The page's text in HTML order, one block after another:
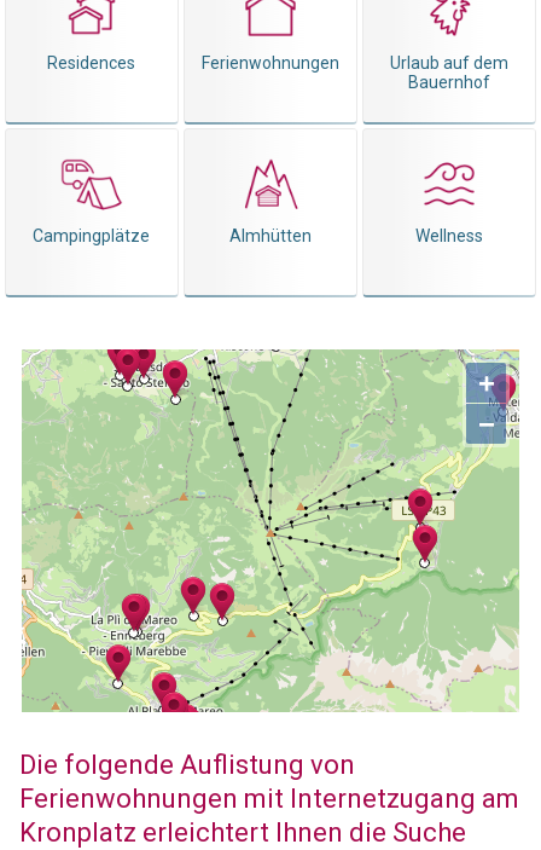
Residences Ferienwohnungen
Urlaub auf dem
Bauernhof
Campingplätze Almhütten Wellness
+
−
Die folgende Auflistung von
Ferienwohnungen mit Internetzugang am
Kronplatz erleichtert Ihnen die Suche